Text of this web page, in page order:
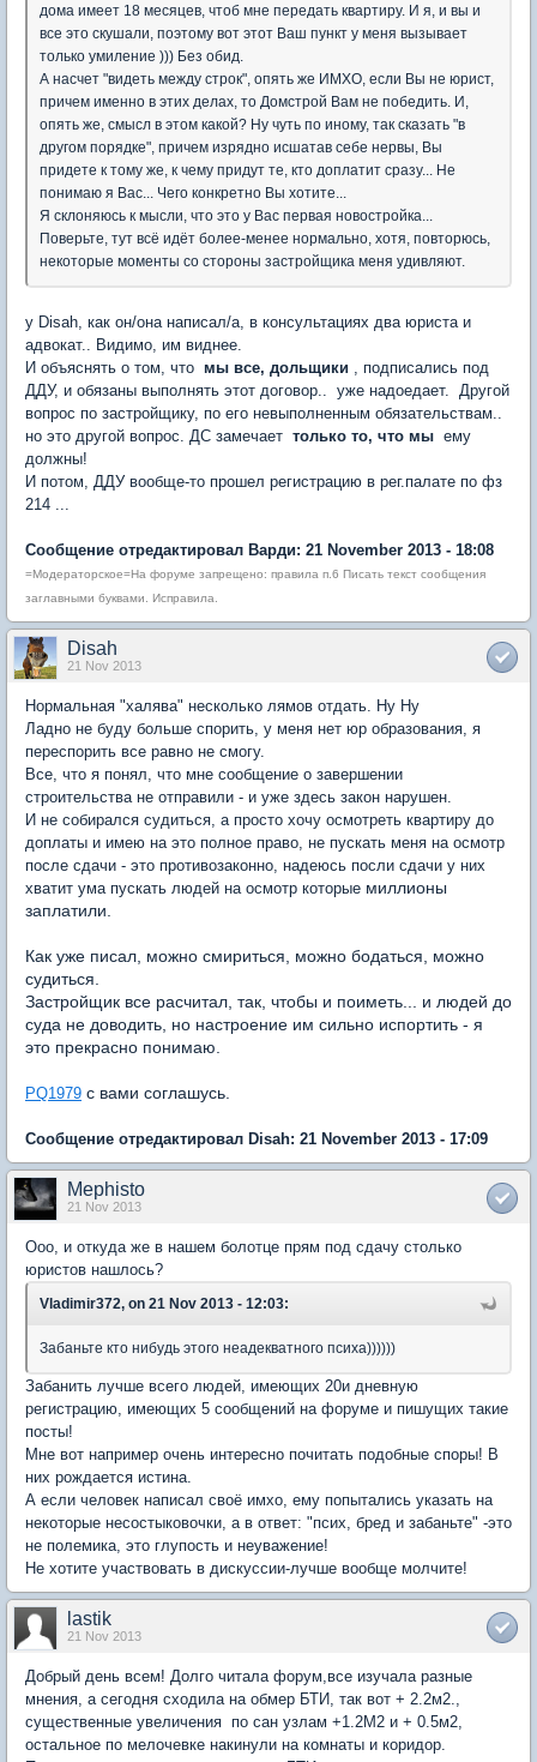
дома имеет 18 месяцев, чтоб мне передать квартиру. И я, и вы и
все это скушали, поэтому вот этот Ваш пункт у меня вызывает
только умиление ))) Без обид.
А насчет "видеть между строк", опять же ИМХО, если Вы не юрист,
причем именно в этих делах, то Домстрой Вам не победить. И,
опять же, смысл в этом какой? Ну чуть по иному, так сказать "в
другом порядке", причем изрядно исшатав себе нервы, Вы
придете к тому же, к чему придут те, кто доплатит сразу... Не
понимаю я Вас... Чего конкретно Вы хотите...
Я склоняюсь к мысли, что это у Вас первая новостройка...
Поверьте, тут всё идёт более-менее нормально, хотя, повторюсь,
некоторые моменты со стороны застройщика меня удивляют.
у Disah, как он/она написал/а, в консультациях два юриста и
адвокат.. Видимо, им виднее.
И объяснять о том, что мы все, дольщики
, подписались под
ДДУ, и обязаны выполнять этот договор.. уже надоедает. Другой
вопрос по застройщику, по его невыполненным обязательствам..
но это другой вопрос. ДС замечает только то, что мы ему
должны!
И потом, ДДУ вообще-то прошел регистрацию в рег.палате по фз
214 ...
Сообщение отредактировал Варди: 21 November 2013 - 18:08
=Модераторское=На форуме запрещено: правила п.6 Писать текст сообщения
заглавными буквами. Исправила.
Disah
21 Nov 2013
Нормальная "халява" несколько лямов отдать. Ну Ну
Ладно не буду больше спорить, у меня нет юр образования, я
переспорить все равно не смогу.
Все, что я понял, что мне сообщение о завершении
строительства не отправили - и уже здесь закон нарушен.
И не собирался судиться, а просто хочу осмотреть квартиру до
доплаты и имею на это полное право, не пускать меня на осмотр
после сдачи - это противозаконно, надеюсь посли сдачи у них
хватит ума пускать людей на осмотр которые миллионы
заплатили.
Как уже писал, можно смириться, можно бодаться, можно
судиться.
Застройщик все расчитал, так, чтобы и поиметь... и людей до
суда не доводить, но настроение им сильно испортить - я
это прекрасно понимаю.
PQ1979 с вами соглашусь.
Сообщение отредактировал Disah: 21 November 2013 - 17:09
Mephisto
21 Nov 2013
Ооо, и откуда же в нашем болотце прям под сдачу столько
юристов нашлось?
Vladimir372, on 21 Nov 2013 - 12:03:
Забаньте кто нибудь этого неадекватного психа))))))
Забанить лучше всего людей, имеющих 20и дневную
регистрацию, имеющих 5 сообщений на форуме и пишущих такие
посты!
Мне вот например очень интересно почитать подобные споры! В
них рождается истина.
А если человек написал своё имхо, ему попытались указать на
некоторые несостыковочки, а в ответ: "псих, бред и забаньте" -это
не полемика, это глупость и неуважение!
Не хотите участвовать в дискуссии-лучше вообще молчите!
lastik
21 Nov 2013
Добрый день всем! Долго читала форум,все изучала разные
мнения, а сегодня сходила на обмер БТИ, так вот + 2.2м2.,
существенные увеличения по сан узлам +1.2М2 и + 0.5м2,
остальное по мелочевке накинули на комнаты и коридор.